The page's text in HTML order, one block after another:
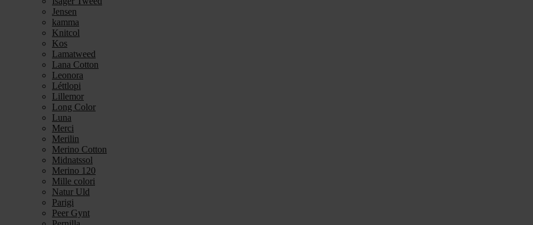
Jensen
kamma
Knitcol
Kos
Lamatweed
Lana Cotton
Leonora
Léttlopi
Lillemor
Long Color
Luna
Merci
Merilin
Merino Cotton
Midnatssol
Merino 120
Mille colori
Natur Uld
Parigi
Peer Gynt